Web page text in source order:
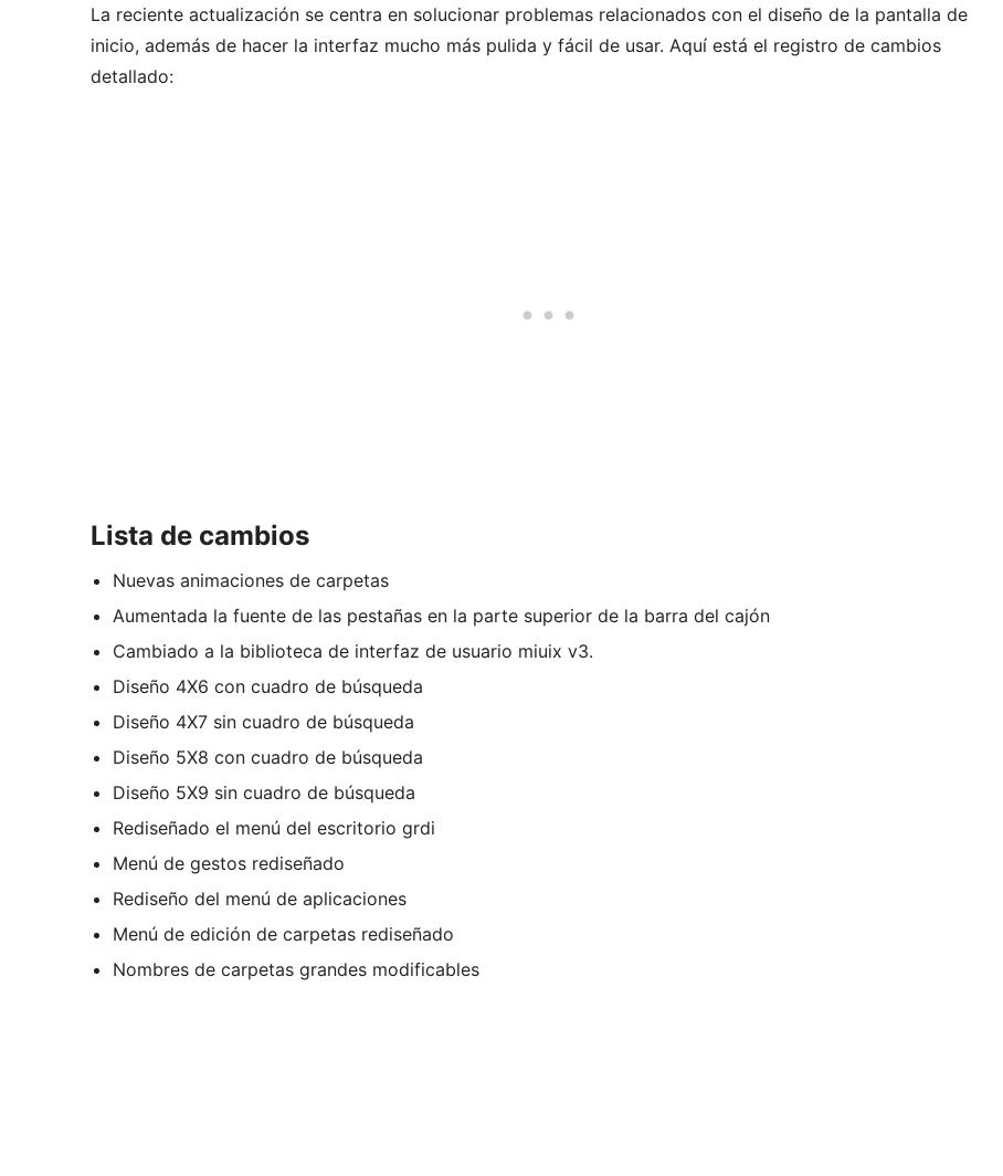
La reciente actualización se centra en solucionar problemas relacionados con el diseño de la pantalla de
inicio, además de hacer la interfaz mucho más pulida y fácil de usar. Aquí está el registro de cambios
detallado:
Lista de cambios
Nuevas animaciones de carpetas
Aumentada la fuente de las pestañas en la parte superior de la barra del cajón
Cambiado a la biblioteca de interfaz de usuario miuix v3.
Diseño 4X6 con cuadro de búsqueda
Diseño 4X7 sin cuadro de búsqueda
Diseño 5X8 con cuadro de búsqueda
Diseño 5X9 sin cuadro de búsqueda
Rediseñado el menú del escritorio grdi
Menú de gestos rediseñado
Rediseño del menú de aplicaciones
Menú de edición de carpetas rediseñado
Nombres de carpetas grandes modificables